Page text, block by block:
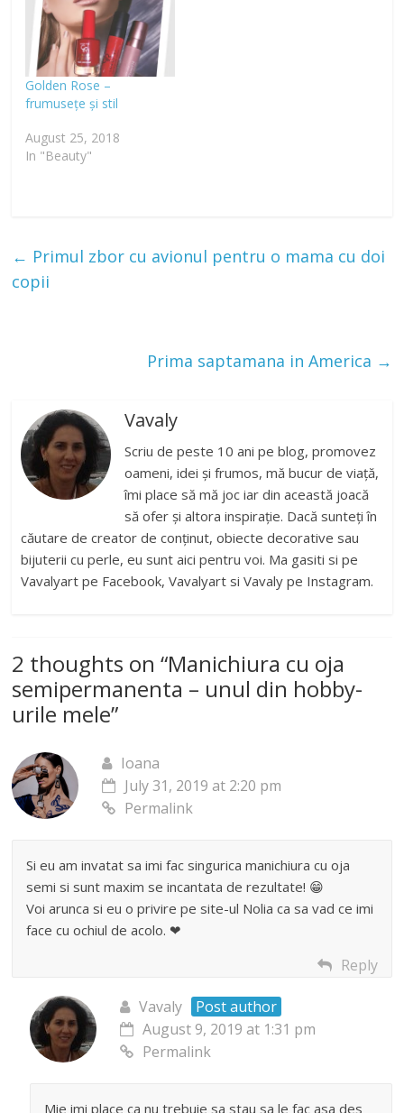
Golden Rose –
frumusețe și stil
August 25, 2018
In "Beauty"
← Primul zbor cu avionul pentru o mama cu doi
copii
Prima saptamana in America →
Vavaly
Scriu de peste 10 ani pe blog, promovez
oameni, idei și frumos, mă bucur de viață,
îmi place să mă joc iar din această joacă
să ofer și altora inspirație. Dacă sunteți în
căutare de creator de conținut, obiecte decorative sau
bijuterii cu perle, eu sunt aici pentru voi. Ma gasiti si pe
Vavalyart pe Facebook, Vavalyart si Vavaly pe Instagram.
2 thoughts on “Manichiura cu oja
semipermanenta – unul din hobby-
urile mele”
Ioana
July 31, 2019 at 2:20 pm
Permalink
Si eu am invatat sa imi fac singurica manichiura cu oja
semi si sunt maxim se incantata de rezultate! 😁
Voi arunca si eu o privire pe site-ul Nolia ca sa vad ce imi
face cu ochiul de acolo. ❤
Reply
Vavaly
Post author
August 9, 2019 at 1:31 pm
Permalink
Mie imi place ca nu trebuie sa stau sa le fac asa des